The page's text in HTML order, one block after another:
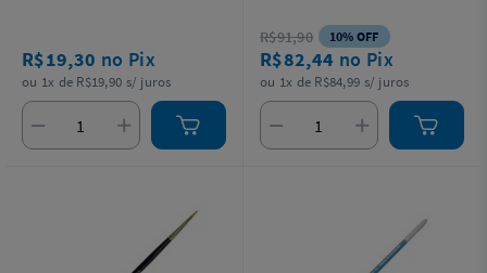
R$19,30 no Pix
ou 1x de R$19,90 s/ juros
R$91,90 10% OFF
R$82,44 no Pix
ou 1x de R$84,99 s/ juros